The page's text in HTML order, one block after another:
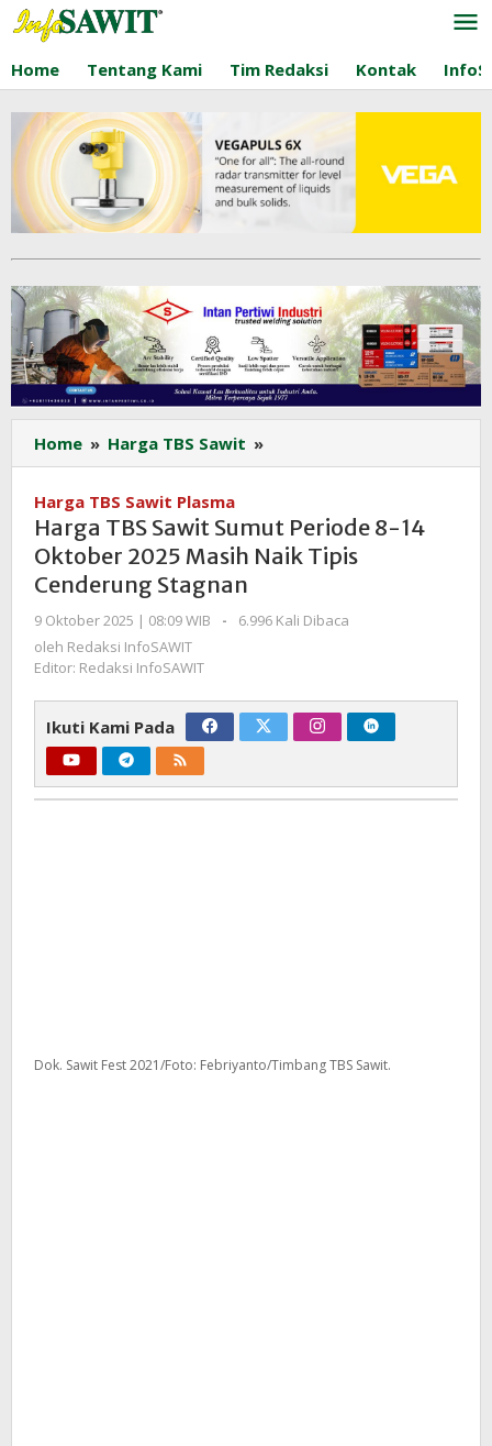
Lewati
ke
konten
Home Tentang Kami Tim Redaksi Kontak
Home » Harga TBS Sawit »
TBS
Periode
8-
Oktober
Tipis
Cenderung
Harga TBS Sawit Plasma
Harga TBS Sawit Sumut Periode 8-14
Oktober 2025 Masih Naik Tipis
Cenderung Stagnan
9 Oktober 2025 | 08:09 WIB
oleh
-
6.996 Kali Dibaca
oleh Redaksi InfoSAWIT
Editor: Redaksi InfoSAWIT
Ikuti Kami Pada
Dok. Sawit Fest 2021/Foto: Febriyanto/Timbang TBS Sawit.